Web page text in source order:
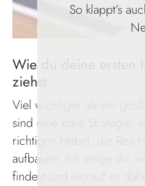
So klappt’s
Wie du deine ersten
ziehst
Viel wichtiger als ein
sind eine klare Strategie,
richtigen Hebel, die
aufbauen. Ich zeige dir,
findest und worauf es